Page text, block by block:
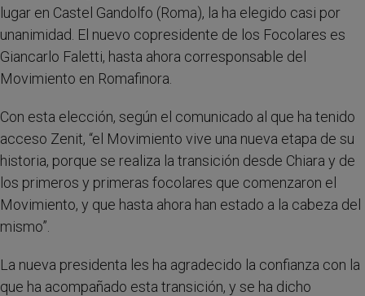
lugar en Castel Gandolfo (Roma), la ha elegido casi por
unanimidad. El nuevo copresidente de los Focolares es
Giancarlo Faletti, hasta ahora corresponsable del
Movimiento en Romafinora.
Con esta elección, según el comunicado al que ha tenido
acceso Zenit, “el Movimiento vive una nueva etapa de su
historia, porque se realiza la transición desde Chiara y de
los primeros y primeras focolares que comenzaron el
Movimiento, y que hasta ahora han estado a la cabeza del
mismo”.
La nueva presidenta les ha agradecido la confianza con la
que ha acompañado esta transición, y se ha dicho